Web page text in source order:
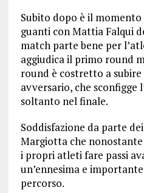
Subito dopo è il
guanti con Mattia Falqui
match parte bene per
aggiudica il primo round
round è costretto a
avversario, che
soltanto nel finale.
Soddisfazione da parte
Margiotta che
i propri atleti fare passi
un’ennesima e
percorso.